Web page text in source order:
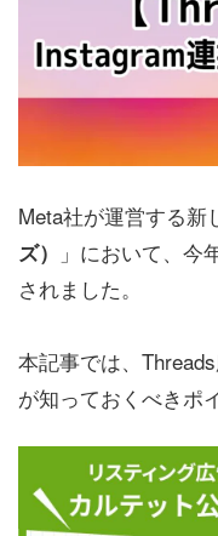
Meta社が運営する新
ズ）
」において、今
されました。
本記事では、
が知っておくべきポ